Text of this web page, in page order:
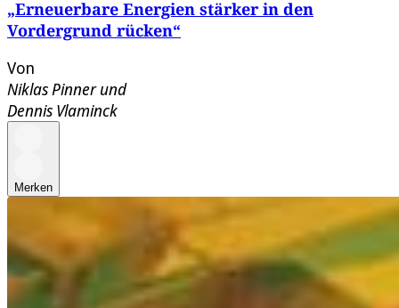
„Erneuerbare Energien stärker in den
Vordergrund rücken“
Von
Niklas Pinnerund
Dennis Vlaminck
Merken